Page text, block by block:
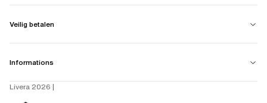
Veilig betalen
Informations
Livera 2026 |